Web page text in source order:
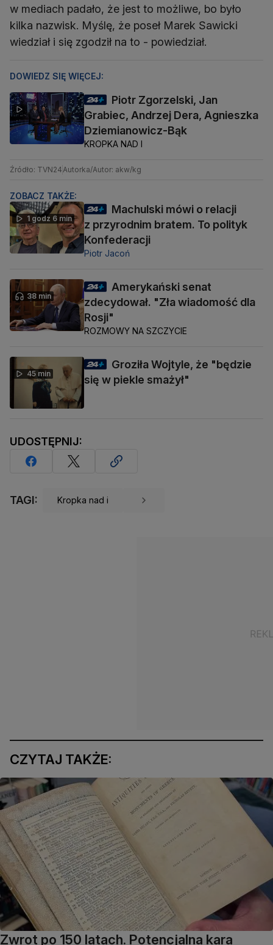
w mediach padało, że jest to możliwe, bo było
kilka nazwisk. Myślę, że poseł Marek Sawicki
wiedział i się zgodził na to - powiedział.
DOWIEDZ SIĘ WIĘCEJ:
Piotr Zgorzelski, Jan
Grabiec, Andrzej Dera, Agnieszka
Dziemianowicz-Bąk
KROPKA NAD I
Źródło: TVN24Autorka/Autor: akw/kg
ZOBACZ TAKŻE:
1 godz 6 min
Machulski mówi o relacji
z przyrodnim bratem. To polityk
Konfederacji
Piotr Jacoń
38 min
Amerykański senat
zdecydował. "Zła wiadomość dla
Rosji"
ROZMOWY NA SZCZYCIE
45 min
Groziła Wojtyle, że "będzie
się w piekle smażył"
UDOSTĘPNIJ:
TAGI: Kropka nad i
CZYTAJ TAKŻE:
Zwrot po 150 latach. Potencjalna kara